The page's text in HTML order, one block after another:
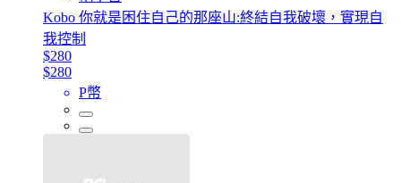
Kobo 你就是困住自己的那座山:終結自我破壞，實現自
我控制
$280
$280
P幣